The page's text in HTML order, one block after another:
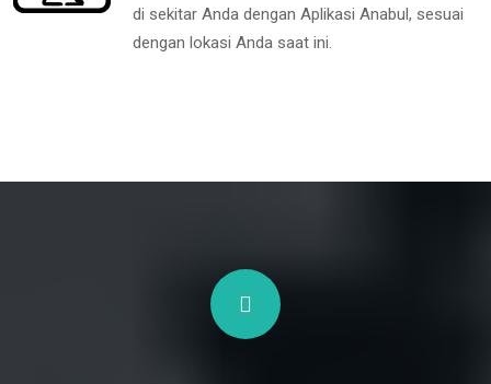
di sekitar Anda dengan Aplikasi Anabul, sesuai
dengan lokasi Anda saat ini.